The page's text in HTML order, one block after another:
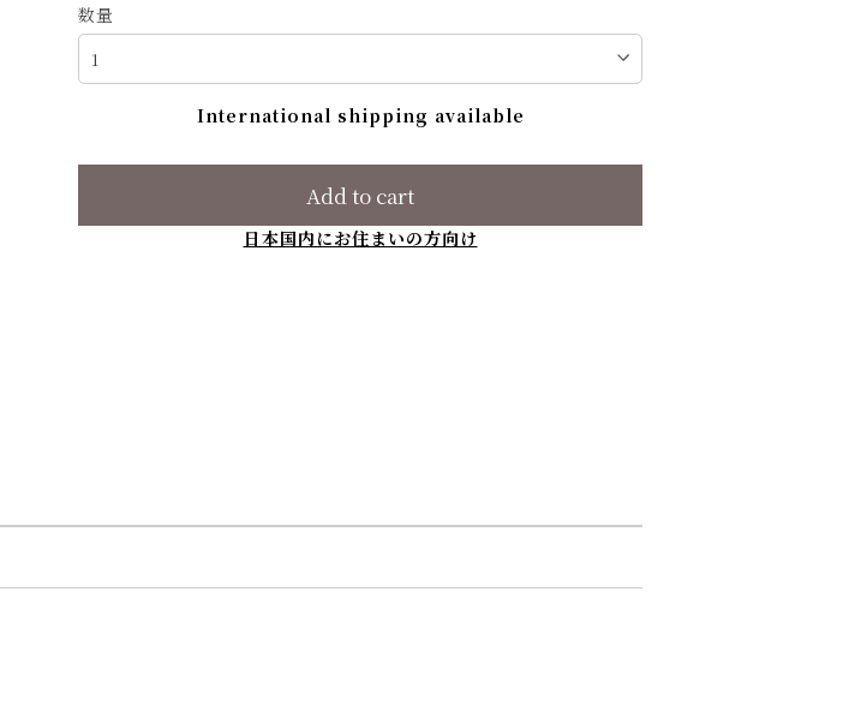
数量
International shipping available
Add to cart
日本国内にお住まいの方向け